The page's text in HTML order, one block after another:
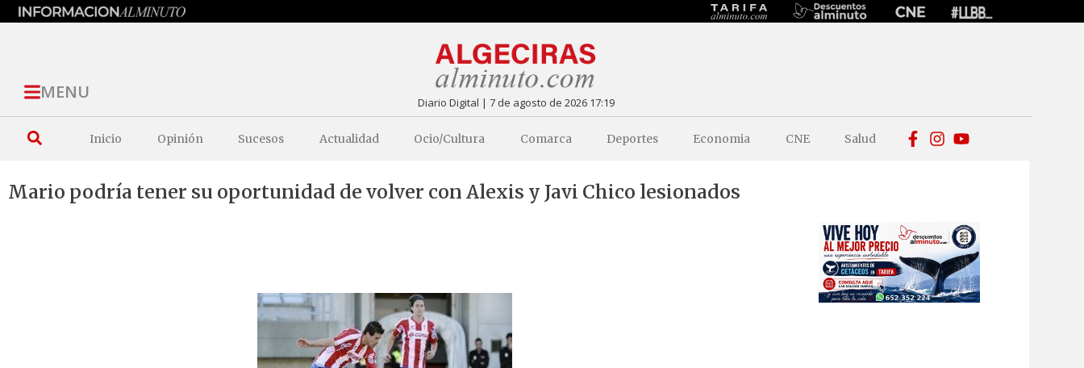
MENU Diario Digital | 7 de agosto de 2026 17:19
Inicio Opinión Sucesos Actualidad Ocio/Cultura Comarca Deportes Economia CNE Salud
Mario podría tener su oportunidad de volver con Alexis y Javi Chico lesionados